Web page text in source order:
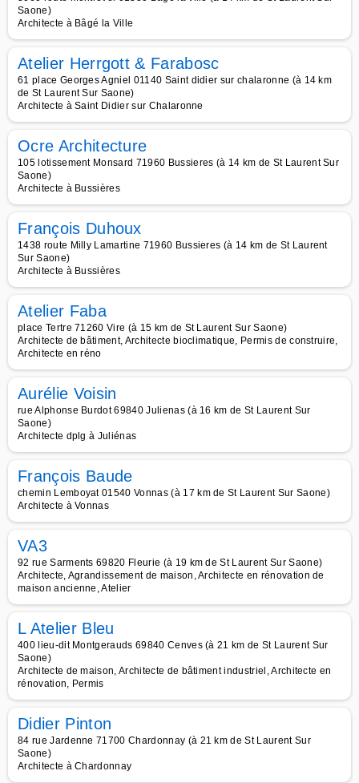
Saone)
Architecte à Bâgé la Ville
Atelier Herrgott & Farabosc
61 place Georges Agniel 01140 Saint didier sur chalaronne (à 14 km
de St Laurent Sur Saone)
Architecte à Saint Didier sur Chalaronne
Ocre Architecture
105 lotissement Monsard 71960 Bussieres (à 14 km de St Laurent Sur
Saone)
Architecte à Bussières
François Duhoux
1438 route Milly Lamartine 71960 Bussieres (à 14 km de St Laurent
Sur Saone)
Architecte à Bussières
Atelier Faba
place Tertre 71260 Vire (à 15 km de St Laurent Sur Saone)
Architecte de bâtiment, Architecte bioclimatique, Permis de construire,
Architecte en réno
Aurélie Voisin
rue Alphonse Burdot 69840 Julienas (à 16 km de St Laurent Sur
Saone)
Architecte dplg à Juliénas
François Baude
chemin Lemboyat 01540 Vonnas (à 17 km de St Laurent Sur Saone)
Architecte à Vonnas
VA3
92 rue Sarments 69820 Fleurie (à 19 km de St Laurent Sur Saone)
Architecte, Agrandissement de maison, Architecte en rénovation de
maison ancienne, Atelier
L Atelier Bleu
400 lieu-dit Montgerauds 69840 Cenves (à 21 km de St Laurent Sur
Saone)
Architecte de maison, Architecte de bâtiment industriel, Architecte en
rénovation, Permis
Didier Pinton
84 rue Jardenne 71700 Chardonnay (à 21 km de St Laurent Sur
Saone)
Architecte à Chardonnay